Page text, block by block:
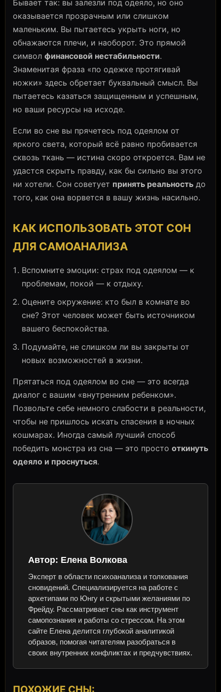
Бывает так: вы залезли под одеяло, но оно
оказывается прозрачным или слишком
маленьким. Вы пытаетесь укрыть ноги, но
обнажаются плечи, и наоборот. Это прямой
символ финансовой нестабильности.
Знаменитая фраза «по одежке протягивай
ножки» здесь обретает буквальный смысл. Вы
пытаетесь казаться защищенным и успешным,
но ваши ресурсы на исходе.
Если во сне вы прячетесь под одеялом от
яркого света, который всё равно пробивается
сквозь ткань — истина скоро откроется. Вам не
удастся скрыть правду, как бы сильно вы этого
ни хотели. Сон советует принять реальность до
того, как она ворвется в вашу жизнь насильно.
КАК ИСПОЛЬЗОВАТЬ ЭТОТ СОН
ДЛЯ САМОАНАЛИЗА
Вспомните эмоции: страх под одеялом — к
проблемам, покой — к отдыху.
Оцените окружение: кто был в комнате во
сне? Этот человек может быть источником
вашего беспокойства.
Подумайте, не слишком ли вы закрыты от
новых возможностей в жизни.
Прятаться под одеялом во сне — это всегда
диалог с вашим «внутренним ребенком».
Позвольте себе немного слабости в реальности,
чтобы не пришлось искать спасения в ночных
кошмарах. Иногда самый лучший способ
победить монстра из сна — это просто откинуть
одеяло и проснуться.
Автор: Елена Волкова
Эксперт в области психоанализа и толкования
сновидений. Специализируется на работе с
архетипами по Юнгу и скрытыми желаниями по
Фрейду. Рассматривает сны как инструмент
самопознания и работы со стрессом. На этом
сайте Елена делится глубокой аналитикой
образов, помогая читателям разобраться в
своих внутренних конфликтах и предчувствиях.
ПОХОЖИЕ СНЫ: